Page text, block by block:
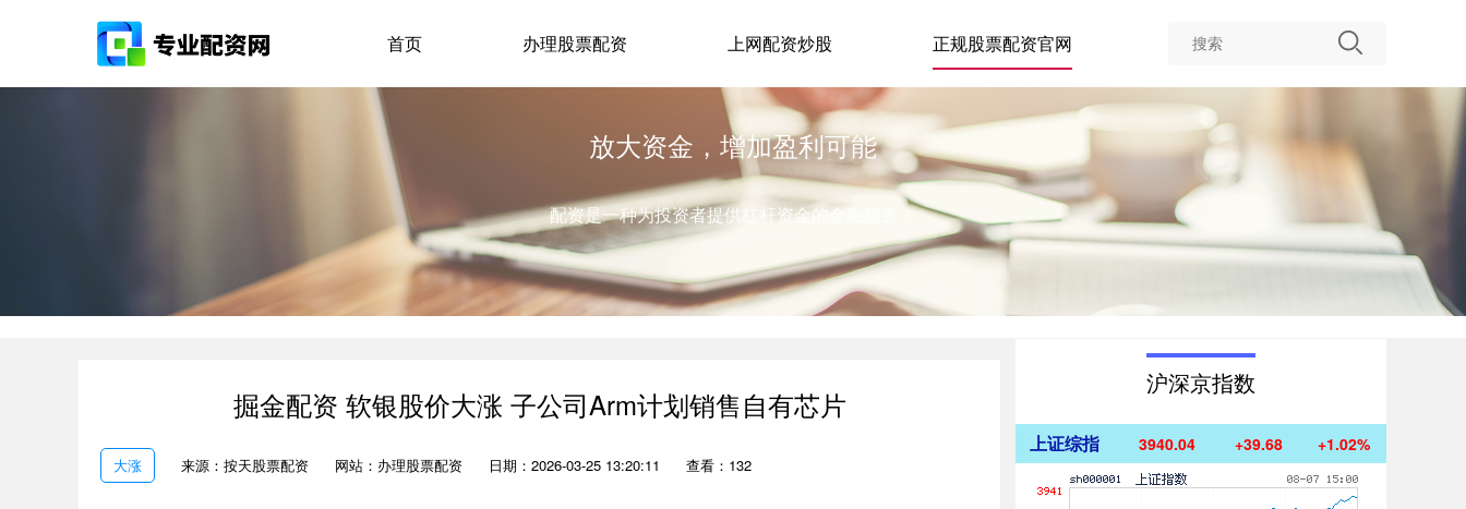
首页 办理股票配资 上网配资炒股 正规股票配资官网
放大资金，增加盈利可能
配资是一种为投资者提供杠杆资金的金融服务！
掘金配资 软银股价大涨 子公司Arm计划销售自有芯片
大涨 来源：按天股票配资 网站：办理股票配资 日期：2026-03-25 13:20:11 查看：132
沪深京指数
上证综指 3940.04 +39.68 +1.02%